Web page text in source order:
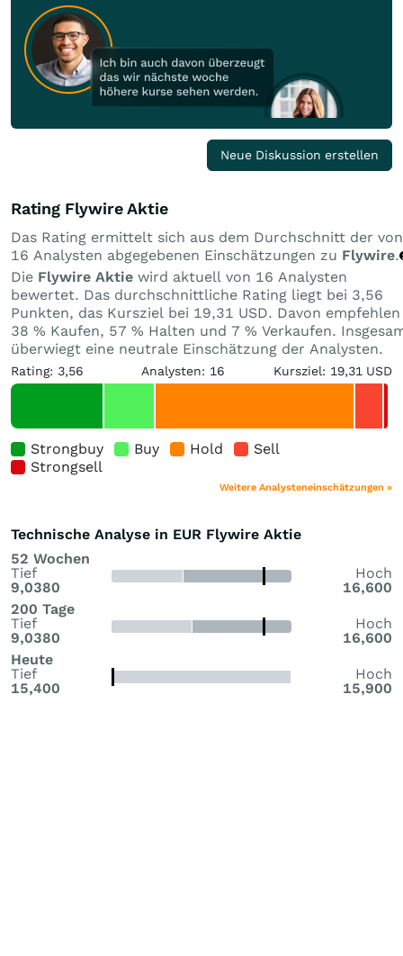
Neue Diskussion erstellen
Rating Flywire Aktie
Das Rating ermittelt sich aus dem Durchschnitt der von
16 Analysten abgegebenen Einschätzungen zu Flywire.
Die Flywire Aktie wird aktuell von 16 Analysten
bewertet. Das durchschnittliche Rating liegt bei 3,56
Punkten, das Kursziel bei 19,31 USD. Davon empfehlen
38 % Kaufen, 57 % Halten und 7 % Verkaufen.
überwiegt eine neutrale Einschätzung der Analysten.
Rating: 3,56 Analysten: 16 Kursziel: 19,31 USD
Strongbuy Buy Hold
Sell
Strongsell
Weitere Analysteneinschätzungen »
Technische Analyse in EUR Flywire Aktie
52 Wochen
Tief
9,0380
Hoch
16,600
200 Tage
Tief
9,0380
Hoch
16,600
Heute
Tief
15,400
Hoch
15,900